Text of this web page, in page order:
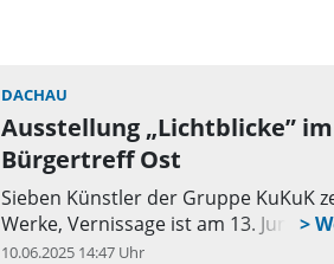
DACHAU
Ausstellung „Lichtblicke” im
Bürgertreff Ost
Sieben Künstler der Gruppe KuKuK
Werke, Vernissage ist am 13. Juni.
10.06.2025 14:47 Uhr